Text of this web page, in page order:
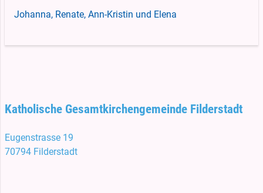
Johanna, Renate, Ann-Kristin und Elena
Katholische Gesamtkirchengemeinde Filderstadt
Eugenstrasse 19
70794 Filderstadt